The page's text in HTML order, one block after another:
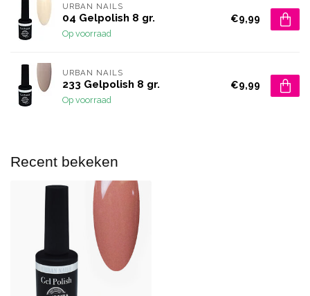
URBAN NAILS
04 Gelpolish 8 gr.
Op voorraad
€9,99
URBAN NAILS
233 Gelpolish 8 gr.
Op voorraad
€9,99
Recent bekeken